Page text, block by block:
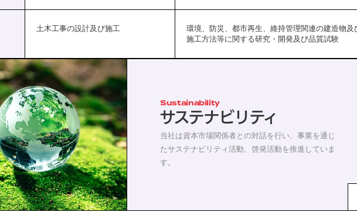
土木工事の設計及び施工
環境、防災、都市再生、維持管理関連の建造物及
施工方法等に関する研究・開発及び品質試験
Sustainability
サステナビリティ
当社は資本市場関係者との対話を行い、事業を通じ
たサステナビリティ活動、啓発活動を推進していま
す。